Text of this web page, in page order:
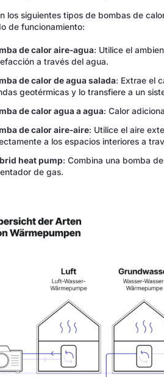
los siguientes tipos de bombas de
de funcionamiento:
de calor aire-agua: Utilice el
a través del agua.
de calor de agua salada: Extrae el
geotérmicas y lo transfiere a un
de calor agua a agua: Calor
de calor aire-aire: Utilice el aire
a los espacios interiores a
heat pump: Combina una bomba
de gas.